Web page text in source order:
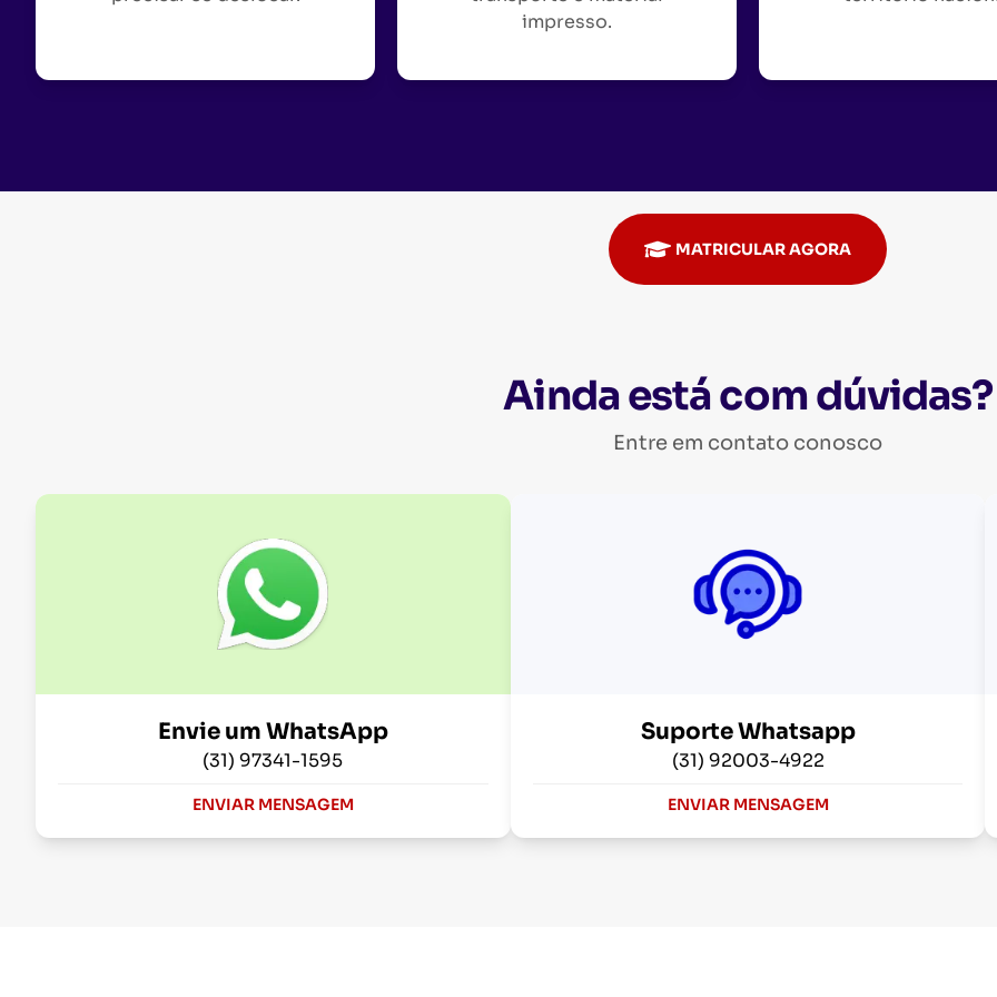
impresso.
MATRICULAR AGORA
Ainda está com dúvidas?
Entre em contato conosco
Envie um WhatsApp
(31) 97341-1595
ENVIAR MENSAGEM
Suporte Whatsapp
(31) 92003-4922
ENVIAR MENSAGEM